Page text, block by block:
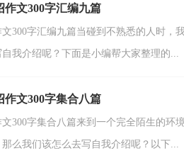
作文300字汇编九篇
文300字汇编九篇当碰到不熟悉的人时
我介绍呢？下面是小编帮大家整理的...
作文300字集合八篇
文300字集合八篇来到一个完全陌生的
么我们该怎么去写自我介绍呢？以下...